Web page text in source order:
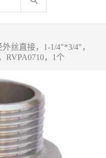
丝直接，1-1/4"*3/4"，
RVPA0710，1个